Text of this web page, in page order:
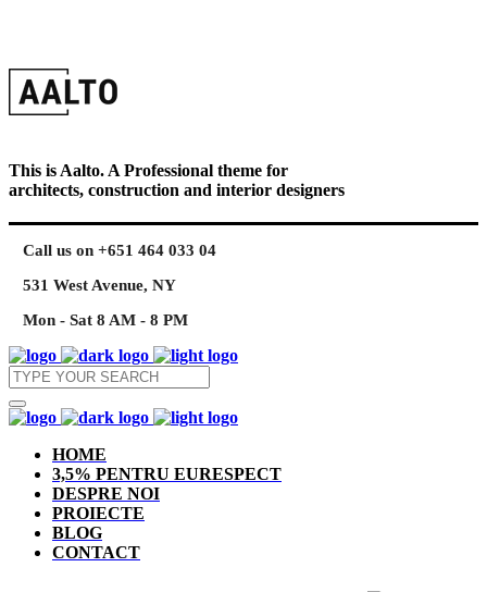
This is Aalto. A Professional theme for
architects, construction and interior designers
Call us on +651 464 033 04
531 West Avenue, NY
Mon - Sat 8 AM - 8 PM
HOME
3,5% PENTRU EURESPECT
DESPRE NOI
PROIECTE
BLOG
CONTACT